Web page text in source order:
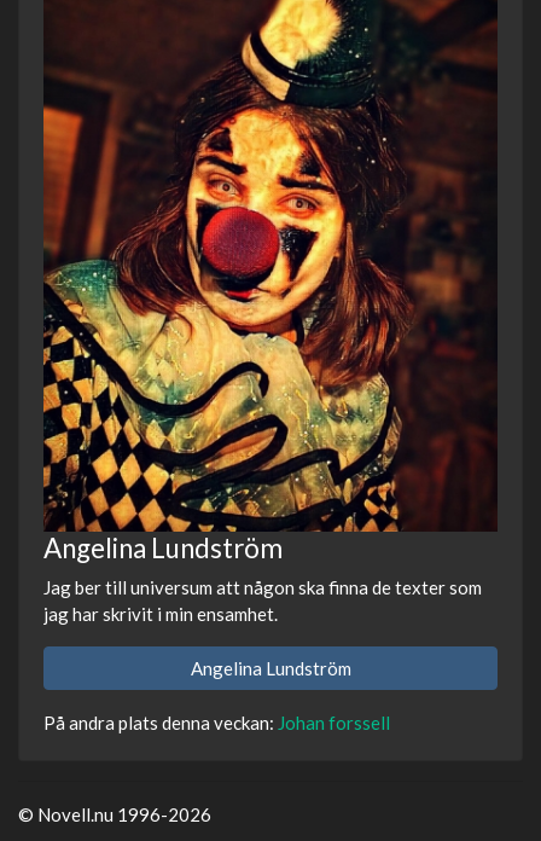
Angelina Lundström
Jag ber till universum att någon ska finna de texter som
jag har skrivit i min ensamhet.
Angelina Lundström
På andra plats denna veckan: Johan forssell
© Novell.nu 1996-2026